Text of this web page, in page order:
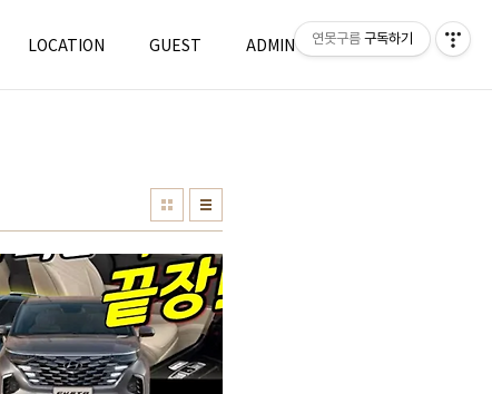
LOCATION GUEST ADMIN WRITE
연못구름 구독하기